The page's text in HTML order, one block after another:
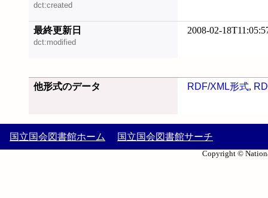
dct:created
最終更新日
dct:modified
2008-02-
他形式のデータ RDF/XML形式,
国立国会図書館ホーム 国立国会図書館サーチ
Copyright ©